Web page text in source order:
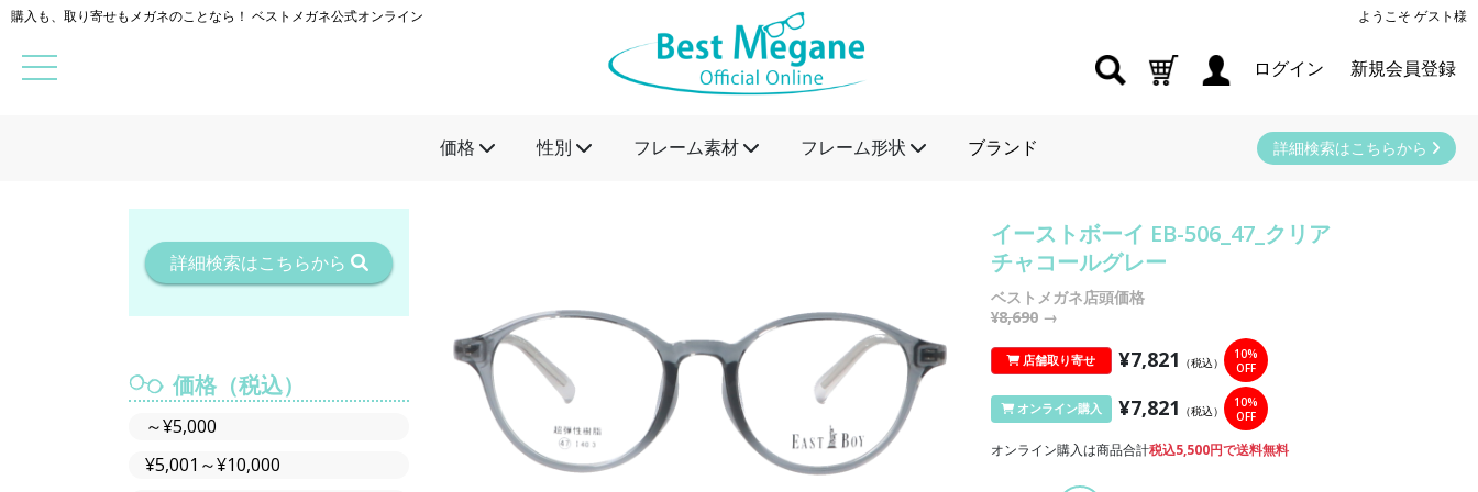
購入も、取り寄せもメガネのことなら！ ベストメガネ公式オンライン ようこそ ゲスト様
ログイン 新規会員登録
価格 性別 フレーム素材 フレーム形状 ブランド 詳細検索はこちらから
イーストボーイ EB-506_47_クリア
チャコールグレー
ベストメガネ店頭価格
¥8,690→
店舗取り寄せ ¥7,821 （税込）
10%
OFF
オンライン購入 ¥7,821 （税込）
10%
OFF
オンライン購入は商品合計税込5,500円で送料無料
詳細検索はこちらから
価格（税込）
～¥5,000
¥5,001～¥10,000